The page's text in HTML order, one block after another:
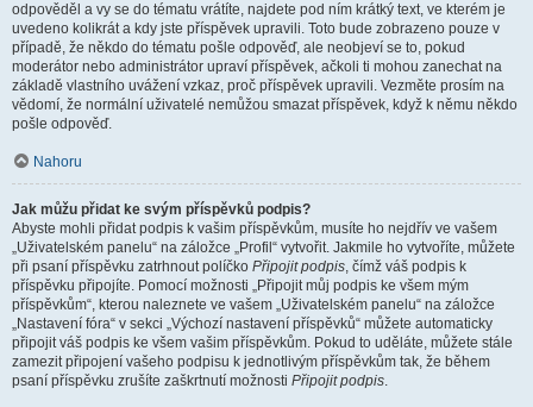
odpověděl a vy se do tématu vrátíte, najdete pod ním krátký text, ve kterém je
uvedeno kolikrát a kdy jste příspěvek upravili. Toto bude zobrazeno pouze v
případě, že někdo do tématu pošle odpověď, ale neobjeví se to, pokud
moderátor nebo administrátor upraví příspěvek, ačkoli ti mohou zanechat na
základě vlastního uvážení vzkaz, proč příspěvek upravili. Vezměte prosím na
vědomí, že normální uživatelé nemůžou smazat příspěvek, když k němu někdo
pošle odpověď.
Nahoru
Jak můžu přidat ke svým příspěvků podpis?
Abyste mohli přidat podpis k vašim příspěvkům, musíte ho nejdřív ve vašem
„Uživatelském panelu“ na záložce „Profil“ vytvořit. Jakmile ho vytvoříte, můžete
při psaní příspěvku zatrhnout políčko Připojit podpis, čímž váš podpis k
příspěvku připojíte. Pomocí možnosti „Připojit můj podpis ke všem mým
příspěvkům“, kterou naleznete ve vašem „Uživatelském panelu“ na záložce
„Nastavení fóra“ v sekci „Výchozí nastavení příspěvků“ můžete automaticky
připojit váš podpis ke všem vašim příspěvkům. Pokud to uděláte, můžete stále
zamezit připojení vašeho podpisu k jednotlivým příspěvkům tak, že během
psaní příspěvku zrušíte zaškrtnutí možnosti Připojit podpis.